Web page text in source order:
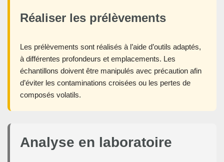
Réaliser les prélèvements
Les prélèvements sont réalisés à l’aide d’outils adaptés,
à différentes profondeurs et emplacements. Les
échantillons doivent être manipulés avec précaution afin
d’éviter les contaminations croisées ou les pertes de
composés volatils.
Analyse en laboratoire